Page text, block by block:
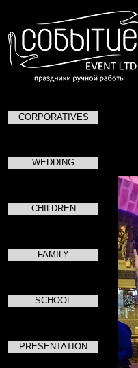
CORPORATIVES
WEDDING
CHILDREN
FAMILY
SCHOOL
PRESENTATION